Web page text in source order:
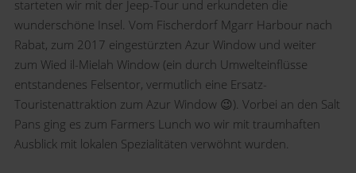
starteten wir mit der Jeep-Tour und erkundeten die
wunderschöne Insel. Vom Fischerdorf Mgarr Harbour nach
Rabat, zum 2017 eingestürzten Azur Window und weiter
zum Wied il-Mielah Window (ein durch Umwelteinflüsse
entstandenes Felsentor, vermutlich eine Ersatz-
Touristenattraktion zum Azur Window 😉). Vorbei an den Salt
Pans ging es zum Farmers Lunch wo wir mit traumhaften
Ausblick mit lokalen Spezialitäten verwöhnt wurden.